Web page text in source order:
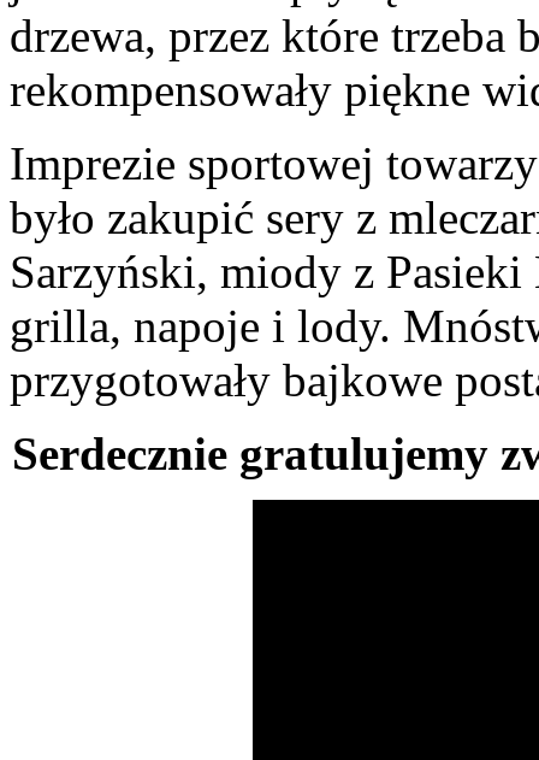
drzewa, przez które trzeba
rekompensowały piękne
Imprezie sportowej
było zakupić sery z
Sarzyński, miody z
grilla, napoje i lody.
przygotowały bajkowe
Serdecznie gratulujemy